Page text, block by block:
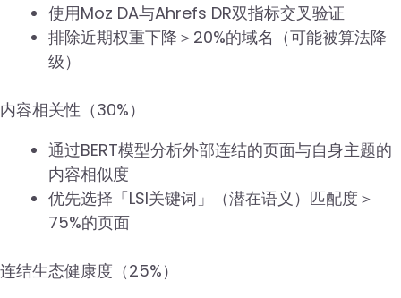
使用Moz DA与Ahrefs DR双指标交叉验证
排除近期权重下降＞20%的域名（可能被算法降
级）
内容相关性（30%）
通过BERT模型分析外部连结的页面与自身主题的
内容相似度
优先选择「LSI关键词」（潜在语义）匹配度＞
75%的页面
连结生态健康度（25%）